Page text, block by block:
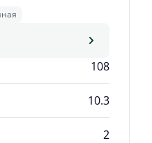
108
10.3
2